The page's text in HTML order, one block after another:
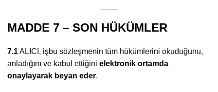
MADDE 7 – SON HÜKÜMLER
7.1ALICI, işbu sözleşmenin tüm hükümlerini okuduğunu,
anladığını ve kabul ettiğini elektronik ortamda
onaylayarak beyan eder.